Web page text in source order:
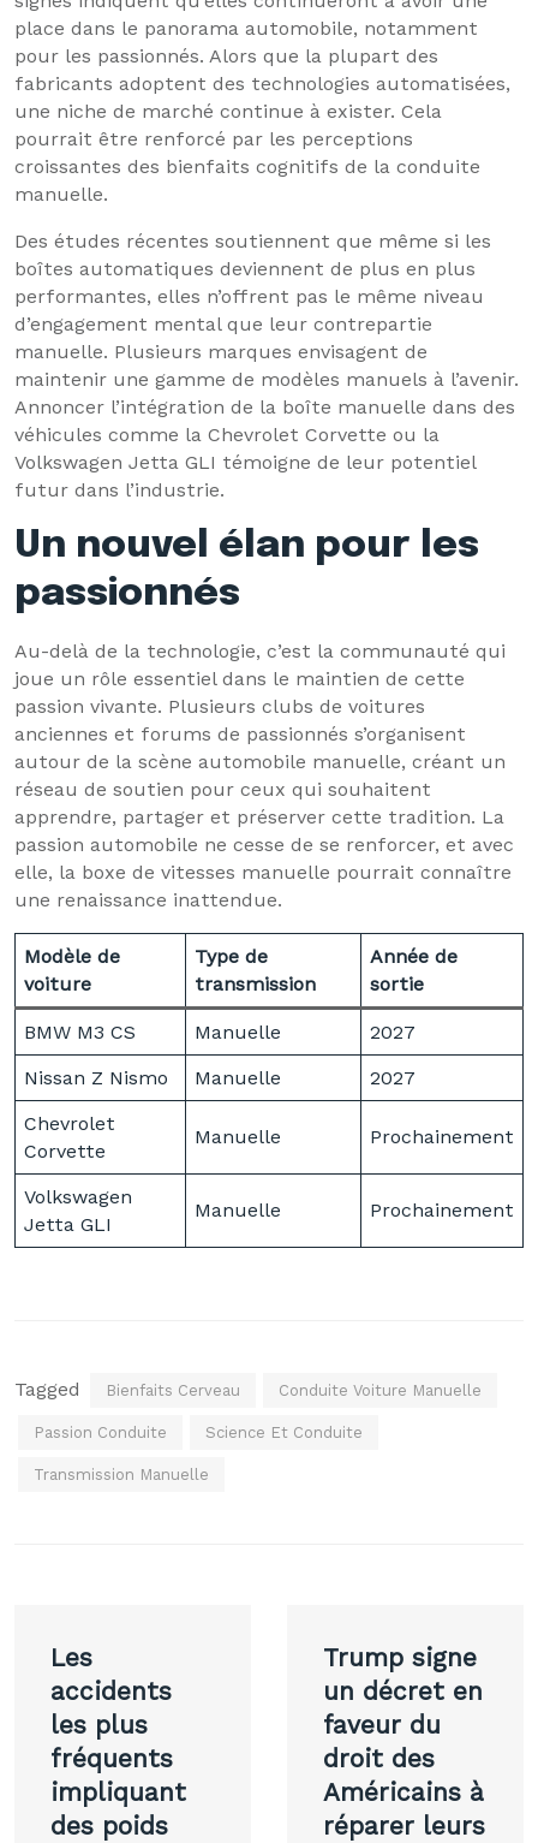
place dans le panorama automobile, notamment
pour les passionnés. Alors que la plupart des
fabricants adoptent des technologies automatisées,
une niche de marché continue à exister. Cela
pourrait être renforcé par les perceptions
croissantes des bienfaits cognitifs de la conduite
manuelle.
Des études récentes soutiennent que même si les
boîtes automatiques deviennent de plus en plus
performantes, elles n’offrent pas le même niveau
d’engagement mental que leur contrepartie
manuelle. Plusieurs marques envisagent de
maintenir une gamme de modèles manuels à l’avenir.
Annoncer l’intégration de la boîte manuelle dans des
véhicules comme la Chevrolet Corvette ou la
Volkswagen Jetta GLI témoigne de leur potentiel
futur dans l’industrie.
Un nouvel élan pour les
passionnés
Au-delà de la technologie, c’est la communauté qui
joue un rôle essentiel dans le maintien de cette
passion vivante. Plusieurs clubs de voitures
anciennes et forums de passionnés s’organisent
autour de la scène automobile manuelle, créant un
réseau de soutien pour ceux qui souhaitent
apprendre, partager et préserver cette tradition. La
passion automobile ne cesse de se renforcer, et avec
elle, la boxe de vitesses manuelle pourrait connaître
une renaissance inattendue.
Modèle de
voiture
Type de
transmission
Année de
sortie
BMW M3 CS Manuelle
2027
Nissan Z Nismo
Manuelle
2027
Chevrolet
Corvette
Manuelle Prochainement
Volkswagen
Jetta GLI
Manuelle Prochainement
Tagged Bienfaits Cerveau Conduite Voiture Manuelle
Passion Conduite Science Et Conduite
Transmission Manuelle
de
l’article
Les
accidents
les plus
fréquents
impliquant
des poids
Trump signe
un décret en
faveur du
droit des
Américains à
réparer leurs